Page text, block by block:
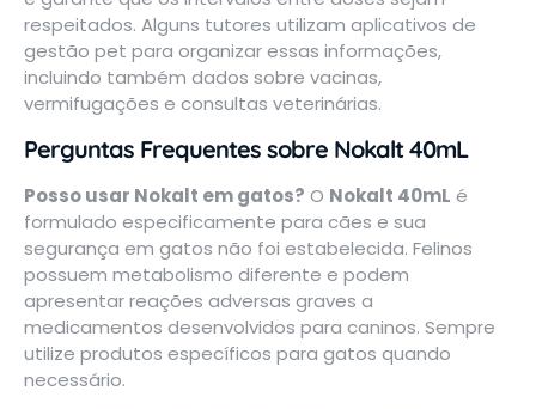
respeitados. Alguns tutores utilizam aplicativos de
gestão pet para organizar essas informações,
incluindo também dados sobre vacinas,
vermifugações e consultas veterinárias.
Perguntas Frequentes sobre Nokalt 40mL
Posso usar Nokalt em gatos? O Nokalt 40mL é
formulado especificamente para cães e sua
segurança em gatos não foi estabelecida. Felinos
possuem metabolismo diferente e podem
apresentar reações adversas graves a
medicamentos desenvolvidos para caninos. Sempre
utilize produtos específicos para gatos quando
necessário.